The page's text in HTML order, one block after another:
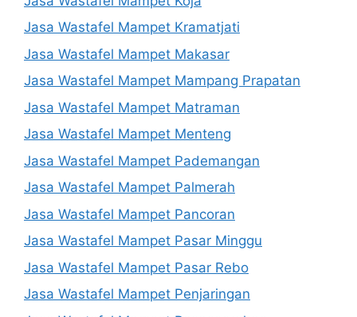
Jasa Wastafel Mampet Kramatjati
Jasa Wastafel Mampet Makasar
Jasa Wastafel Mampet Mampang Prapatan
Jasa Wastafel Mampet Matraman
Jasa Wastafel Mampet Menteng
Jasa Wastafel Mampet Pademangan
Jasa Wastafel Mampet Palmerah
Jasa Wastafel Mampet Pancoran
Jasa Wastafel Mampet Pasar Minggu
Jasa Wastafel Mampet Pasar Rebo
Jasa Wastafel Mampet Penjaringan